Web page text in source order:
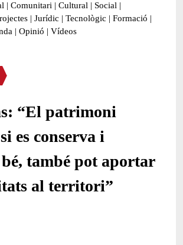
| Comunitari | Cultural | Social |
| Jurídic | Tecnològic | Formació |
| Opinió | Vídeos
“El patrimoni
es conserva i
també pot aportar
al territori”